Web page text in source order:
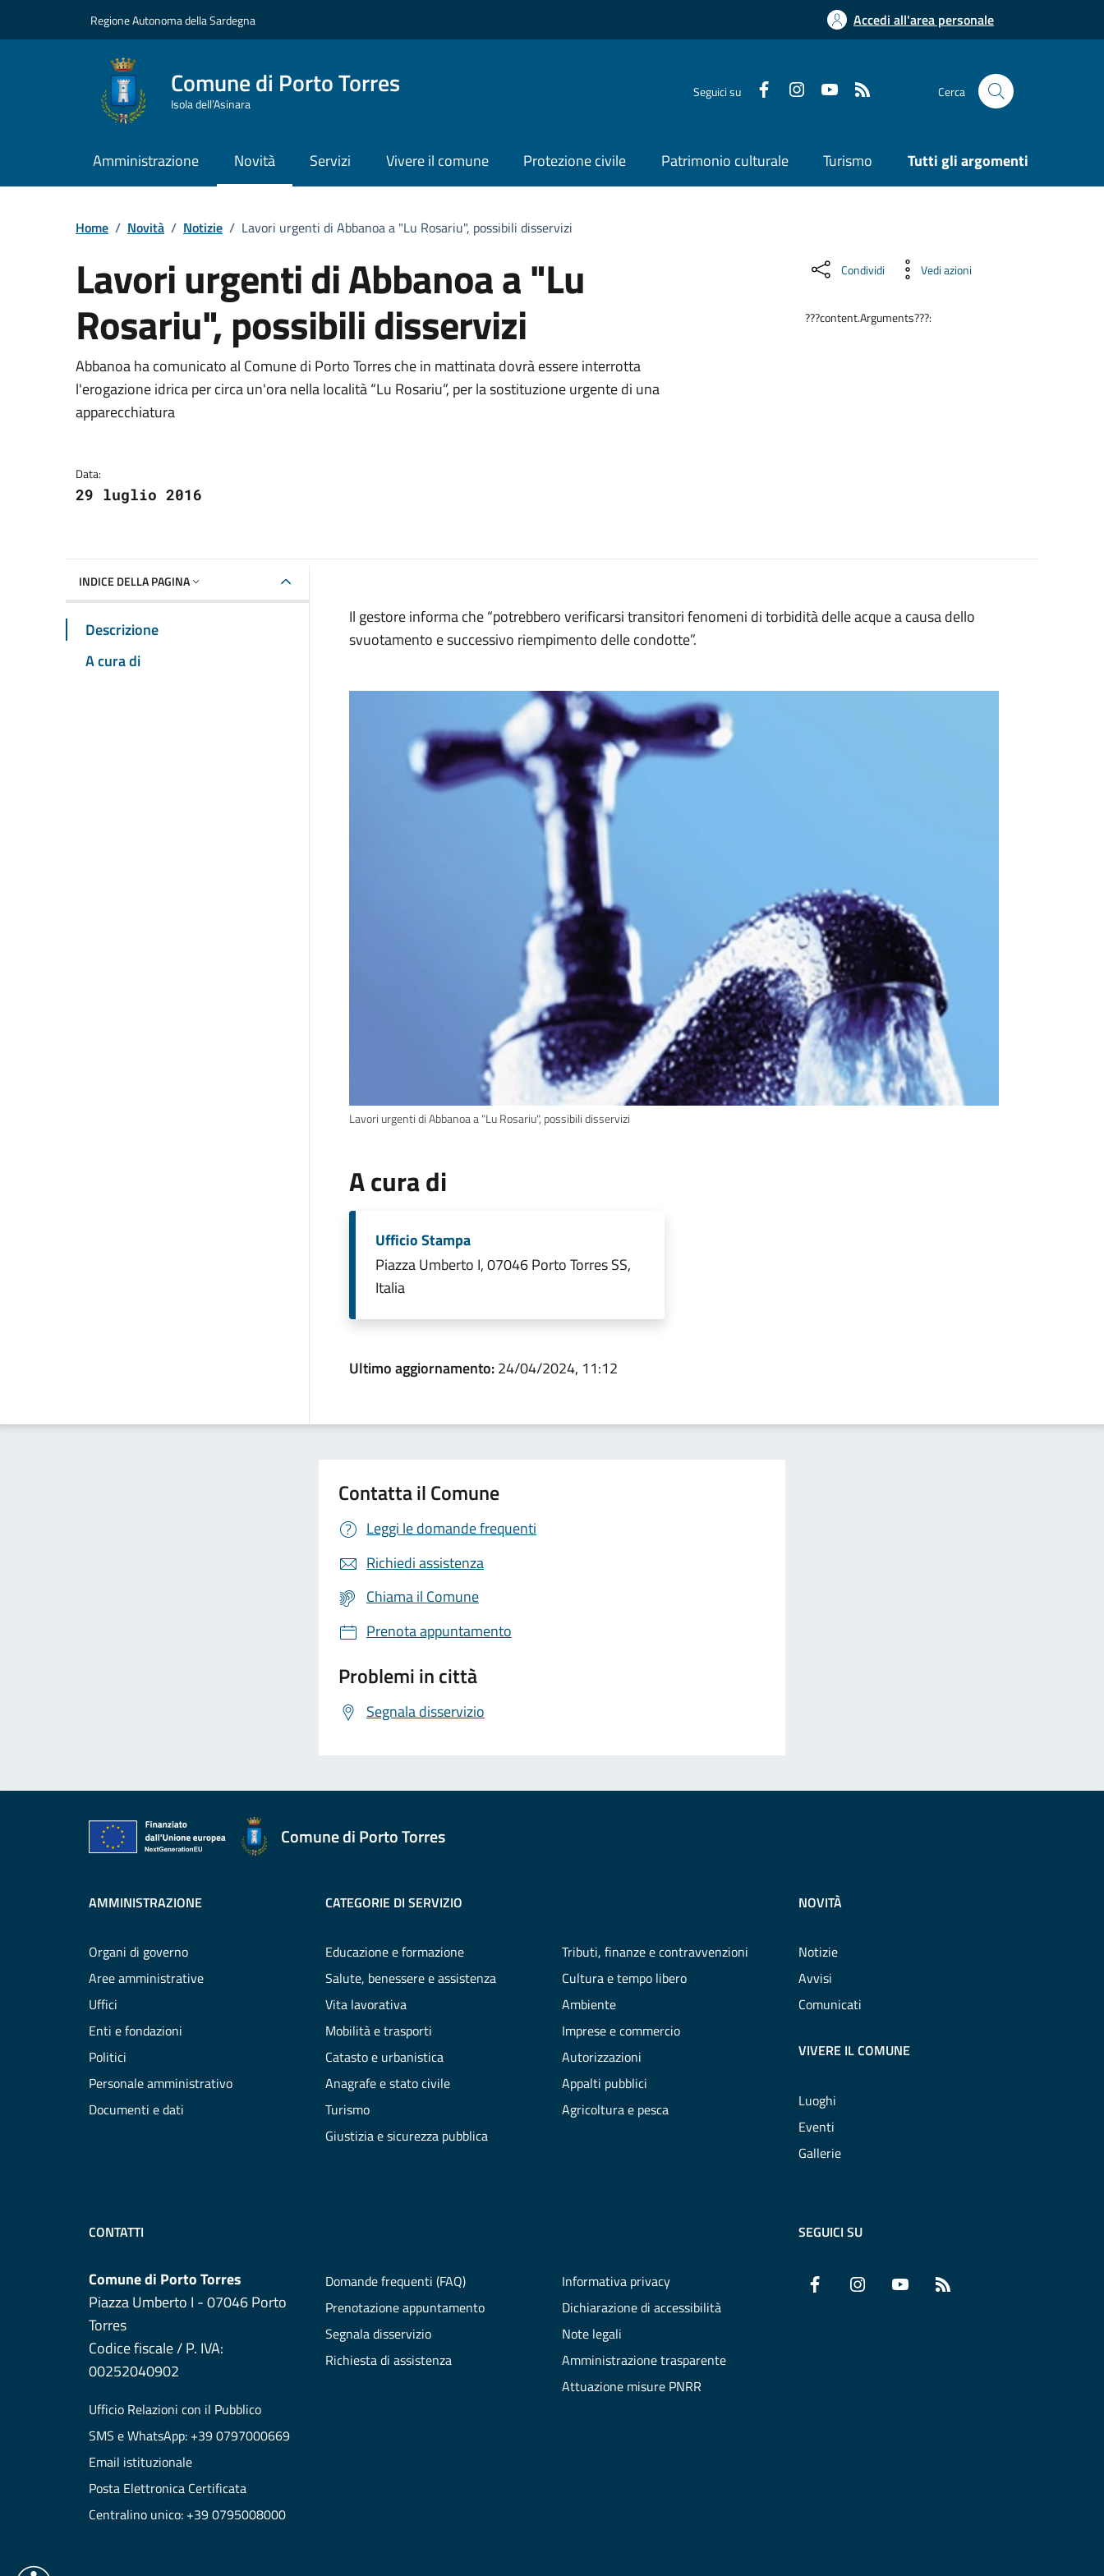
Regione Autonoma della Sardegna Accedi all'area personale
Comune di Porto Torres
Isola dell’Asinara
Seguici su Cerca
Amministrazione Novità Servizi Vivere il comune Protezione civile Patrimonio culturale Turismo Tutti gli argomenti
Home / Novità / Notizie / Lavori urgenti di Abbanoa a "Lu Rosariu", possibili disservizi
Lavori urgenti di Abbanoa a "Lu
Rosariu", possibili disservizi
Dettagli della notizia
Abbanoa ha comunicato al Comune di Porto Torres che in mattinata dovrà essere interrotta
l'erogazione idrica per circa un'ora nella località “Lu Rosariu”, per la sostituzione urgente di una
apparecchiatura
Data:
29 luglio 2016
Condividi Vedi azioni
???content.Arguments???:
INDICE DELLA PAGINA
Descrizione
A cura di
Il gestore informa che “potrebbero verificarsi transitori fenomeni di torbidità delle acque a causa dello
svuotamento e successivo riempimento delle condotte”.
Lavori urgenti di Abbanoa a "Lu Rosariu", possibili disservizi
A cura di
Ufficio Stampa
Piazza Umberto I, 07046 Porto Torres SS,
Italia
Ultimo aggiornamento:24/04/2024, 11:12
Contatta il Comune
Leggi le domande frequenti
Richiedi assistenza
Chiama il Comune
Prenota appuntamento
Problemi in città
Segnala disservizio
Comune di Porto Torres
AMMINISTRAZIONE
Organi di governo
Aree amministrative
Uffici
Enti e fondazioni
Politici
Personale amministrativo
Documenti e dati
CATEGORIE DI SERVIZIO
Educazione e formazione
Salute, benessere e assistenza
Vita lavorativa
Mobilità e trasporti
Catasto e urbanistica
Anagrafe e stato civile
Turismo
Giustizia e sicurezza pubblica
Tributi, finanze e contravvenzioni
Cultura e tempo libero
Ambiente
Imprese e commercio
Autorizzazioni
Appalti pubblici
Agricoltura e pesca
NOVITÀ
Notizie
Avvisi
Comunicati
VIVERE IL COMUNE
Luoghi
Eventi
Gallerie
CONTATTI
Comune di Porto Torres
Piazza Umberto I - 07046 Porto
Torres
Codice fiscale / P. IVA:
00252040902
Ufficio Relazioni con il Pubblico
SMS e WhatsApp: +39 0797000669
Email istituzionale
Posta Elettronica Certificata
Centralino unico: +39 0795008000
Domande frequenti (FAQ)
Prenotazione appuntamento
Segnala disservizio
Richiesta di assistenza
Informativa privacy
Dichiarazione di accessibilità
Note legali
Amministrazione trasparente
Attuazione misure PNRR
SEGUICI SU
Facebook InstagramYouTube